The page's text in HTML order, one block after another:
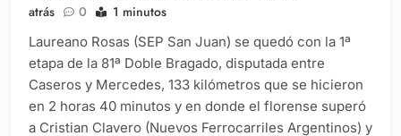
atrás
0 1 minutos
Laureano Rosas (SEP San Juan) se quedó con la 1ª
etapa de la 81ª Doble Bragado, disputada entre
Caseros y Mercedes, 133 kilómetros que se hicieron
en 2 horas 40 minutos y en donde el florense superó
a Cristian Clavero (Nuevos Ferrocarriles Argentinos) y